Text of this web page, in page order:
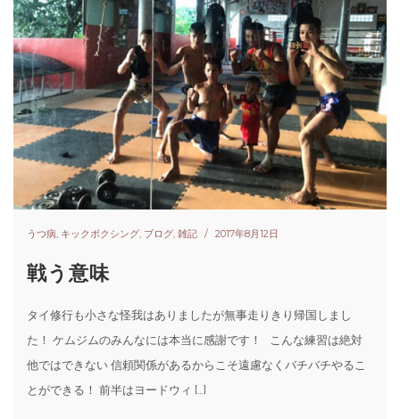
うつ病 キックボクシング ブログ 雑記 2017年8月12日
戦う意味
タイ修行も小さな怪我はありましたが無事走りきり帰国しまし
た！ ケムジムのみんなには本当に感謝です！ こんな練習は絶対
他ではできない 信頼関係があるからこそ遠慮なくバチバチやるこ
とができる！ 前半はヨードウィ […]